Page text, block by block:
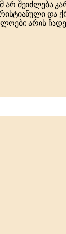
არ შეიძლება
და
არის